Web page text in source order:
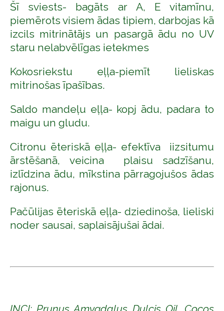
Šī sviests- bagāts ar A, E vitamīnu,
piemērots visiem ādas tipiem, darbojas kā
izcils mitrinātājs un pasargā ādu no UV
staru nelabvēlīgas ietekmes
Kokosriekstu eļļa-piemīt lieliskas
mitrinošas īpašības.
Saldo mandeļu eļļa- kopj ādu, padara to
maigu un gludu.
Citronu ēteriskā eļļa- efektīva iizsitumu
ārstēšanā, veicina plaisu sadzīšanu,
izlīdzina ādu, mīkstina pārragojušos ādas
rajonus.
Pačūlijas ēteriskā eļļa- dziedinoša, lieliski
noder sausai, saplaisājušai ādai.